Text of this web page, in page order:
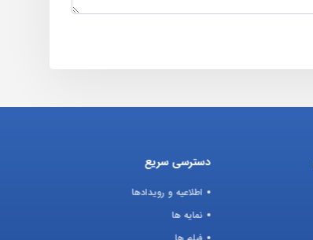
دسترسی سریع
اطلاعیه و رویدادها
نمایه ها